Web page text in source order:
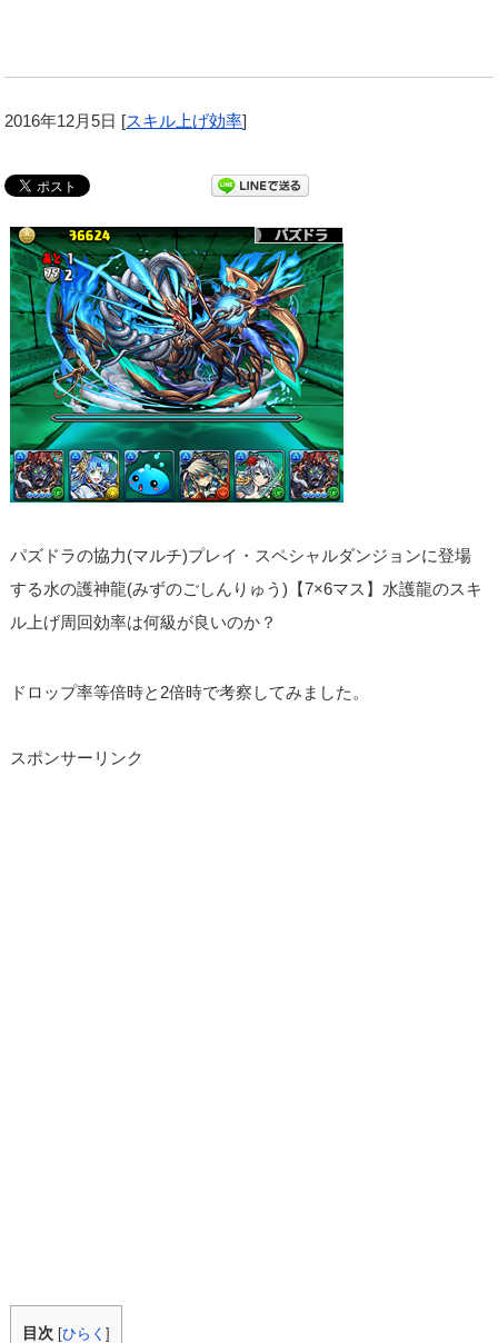
2016年12月5日 [スキル上げ効率]
パズドラの協力(マルチ)プレイ・スペシャルダンジョンに登場
する水の護神龍(みずのごしんりゅう)【7×6マス】水護龍のスキ
ル上げ周回効率は何級が良いのか？
ドロップ率等倍時と2倍時で考察してみました。
スポンサーリンク
目次 [ひらく]